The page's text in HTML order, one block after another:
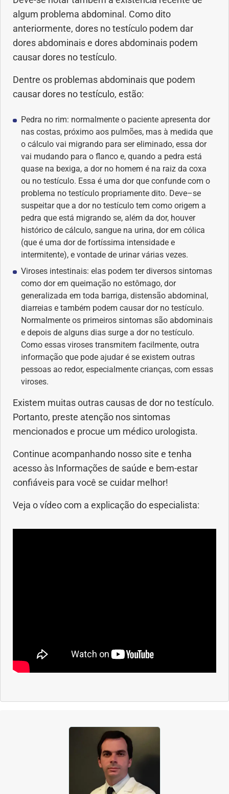
algum problema abdominal. Como dito
anteriormente, dores no testículo podem dar
dores abdominais e dores abdominais podem
causar dores no testículo.
Dentre os problemas abdominais que podem
causar dores no testículo, estão:
Pedra no rim: normalmente o paciente apresenta dor
nas costas, próximo aos pulmões, mas à medida que
o cálculo vai migrando para ser eliminado, essa dor
vai mudando para o flanco e, quando a pedra está
quase na bexiga, a dor no homem é na raiz da coxa
ou no testículo. Essa é uma dor que confunde com o
problema no testículo propriamente dito. Deve–se
suspeitar que a dor no testículo tem como origem a
pedra que está migrando se, além da dor, houver
histórico de cálculo, sangue na urina, dor em cólica
(que é uma dor de fortíssima intensidade e
intermitente), e vontade de urinar várias vezes.
Viroses intestinais: elas podem ter diversos sintomas
como dor em queimação no estômago, dor
generalizada em toda barriga, distensão abdominal,
diarreias e também podem causar dor no testículo.
Normalmente os primeiros sintomas são abdominais
e depois de alguns dias surge a dor no testículo.
Como essas viroses transmitem facilmente, outra
informação que pode ajudar é se existem outras
pessoas ao redor, especialmente crianças, com essas
viroses.
Existem muitas outras causas de dor no testículo.
Portanto, preste atenção nos sintomas
mencionados e procue um médico urologista.
Continue acompanhando nosso site e tenha
acesso às Informações de saúde e bem-estar
confiáveis para você se cuidar melhor!
Veja o vídeo com a explicação do especialista: